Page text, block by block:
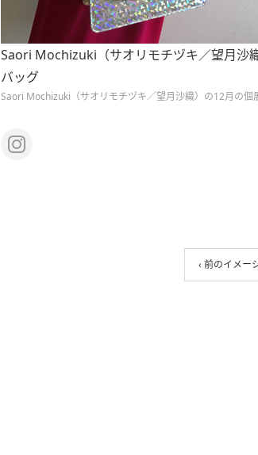
Saori Mochizuki（サオリモチヅキ／望月沙
バッグ
Saori Mochizuki（サオリモチヅキ／望月沙織）の12月の個
‹ 前のイメー